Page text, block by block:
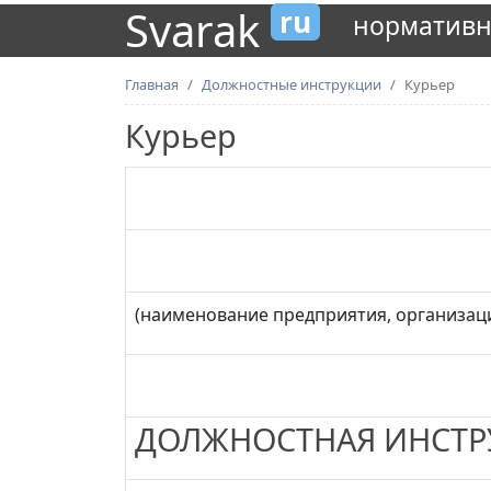
Svarak ru
Главная Должностные инструкции Курьер
Курьер
(наименование предприятия,
ДОЛЖНОСТНАЯ